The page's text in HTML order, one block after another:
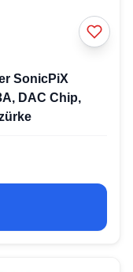
SonicPiX
DAC Chip,